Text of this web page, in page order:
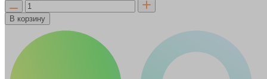
В корзину